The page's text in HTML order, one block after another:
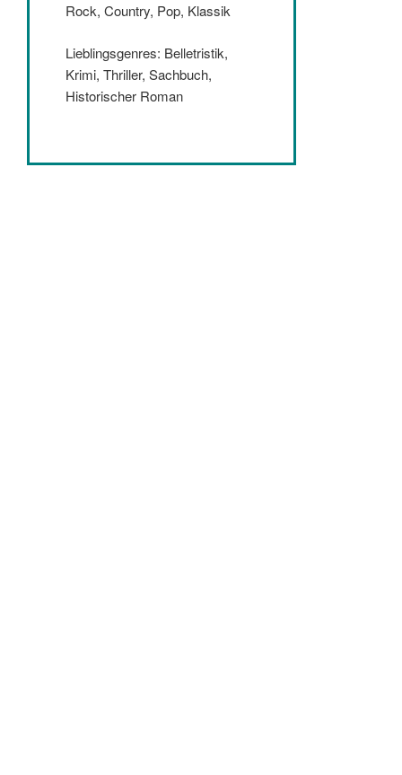
Rock, Country, Pop, Klassik
Lieblingsgenres: Belletristik,
Krimi, Thriller, Sachbuch,
Historischer Roman